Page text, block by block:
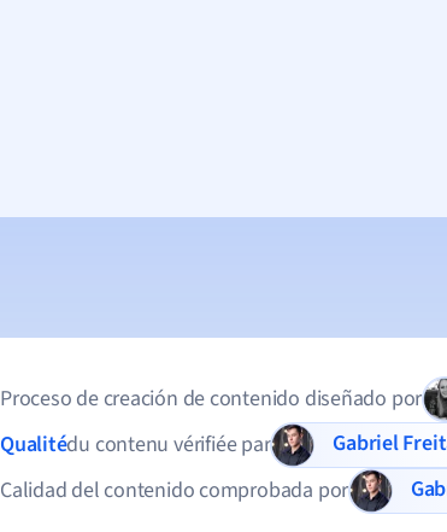
Proceso de creación de contenido diseñado por
Qualitédu contenu vérifiée par
Gabriel
Calidad del contenido comprobada por